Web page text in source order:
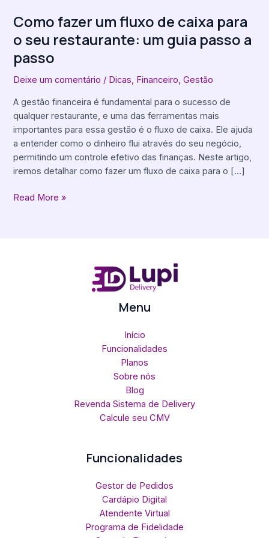
Como fazer um fluxo de caixa para
o seu restaurante: um guia passo a
passo
Deixe um comentário / Dicas, Financeiro,Gestão
A gestão financeira é fundamental para o sucesso de
qualquer restaurante, e uma das ferramentas mais
importantes para essa gestão é o fluxo de caixa. Ele ajuda
a entender como o dinheiro flui através do seu negócio,
permitindo um controle efetivo das finanças. Neste artigo,
iremos detalhar como fazer um fluxo de caixa para o […]
um
guia
a
passo
Read More »
Menu
Início
Funcionalidades
Planos
Sobre nós
Blog
Revenda Sistema de Delivery
Calcule seu CMV
Funcionalidades
Gestor de Pedidos
Cardápio Digital
Atendente Virtual
Programa de Fidelidade